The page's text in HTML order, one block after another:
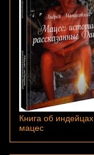
Книга об индейцах
мацес